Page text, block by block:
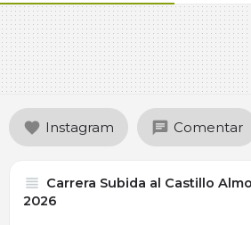
Instagram Comentar
Carrera Subida al Castillo
2026